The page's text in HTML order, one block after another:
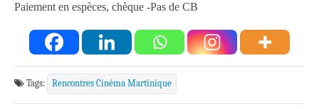
Paiement en espèces, chèque -Pas de CB
Tags: Rencontres Cinéma Martinique